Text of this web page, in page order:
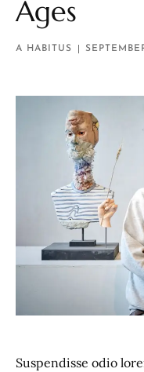
Ages
A HABITUS
Suspendisse odio